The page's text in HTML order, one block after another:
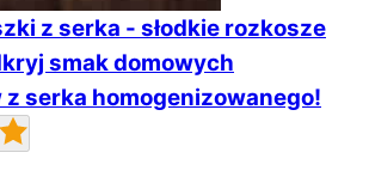
z serka - słodkie rozkosze
smak domowych
serka homogenizowanego!